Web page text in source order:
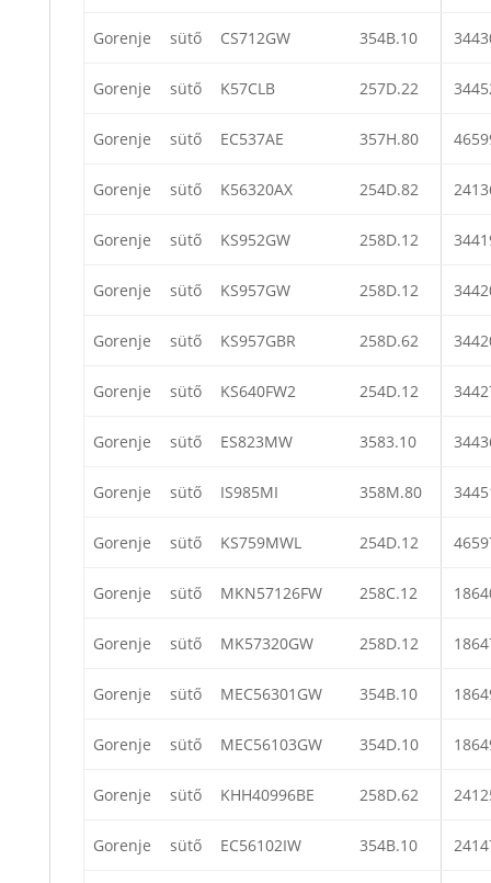
Gorenje sütő CS712GW 354B.10
Gorenje sütő K57CLB 257D.22
Gorenje sütő EC537AE 357H.80
Gorenje sütő K56320AX 254D.82
Gorenje sütő KS952GW 258D.12
Gorenje sütő KS957GW 258D.12
Gorenje sütő KS957GBR 258D.62
Gorenje sütő KS640FW2 254D.12
Gorenje sütő ES823MW 3583.10
Gorenje sütő IS985MI 358M.80
Gorenje sütő KS759MWL 254D.12
Gorenje sütő MKN57126FW 258C.12
Gorenje sütő MK57320GW 258D.12
Gorenje sütő MEC56301GW 354B.10
Gorenje sütő MEC56103GW 354D.10
Gorenje sütő KHH40996BE 258D.62
Gorenje sütő EC56102IW 354B.10